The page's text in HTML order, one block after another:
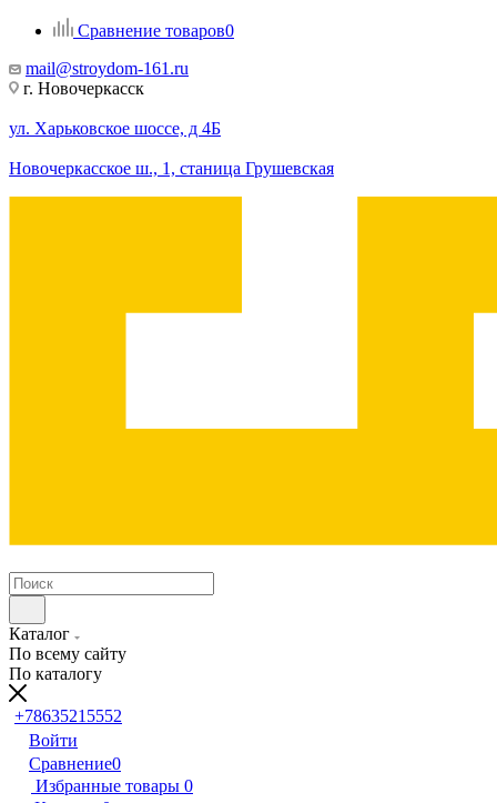
Сравнение товаров0
mail@stroydom-161.ru
г. Новочеркасск
ул. Харьковское шоссе, д 4Б
Новочеркасское ш., 1, станица Грушевская
Каталог
По всему сайту
По каталогу
+78635215552
Войти
Сравнение0
Избранные товары 0